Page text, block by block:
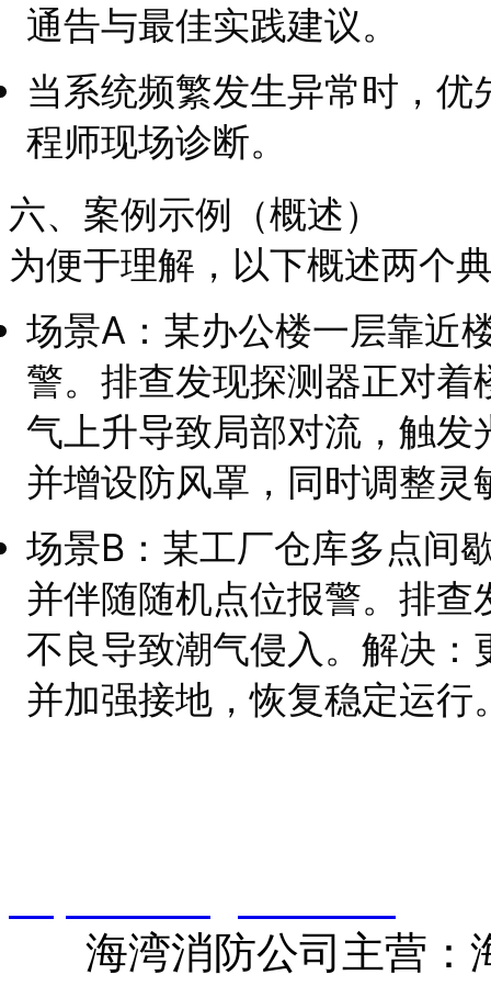
通告与最佳实践建议。
当系统频繁发生异常时，
程师现场诊断。
六、案例示例（概述）
为便于理解，以下概述两个
场景A：某办公楼一层靠近
警。排查发现探测器正对
气上升导致局部对流，触
并增设防风罩，同时调整
场景B：某工厂仓库多点间
并伴随随机点位报警。排
不良导致潮气侵入。解决
并加强接地，恢复稳定运行
海湾消防公司主营：